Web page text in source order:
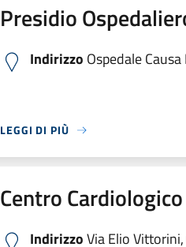
Presidio
Indirizzo Ospedale
LEGGI DI PIÙ
Centro
IndirizzoVia Elio